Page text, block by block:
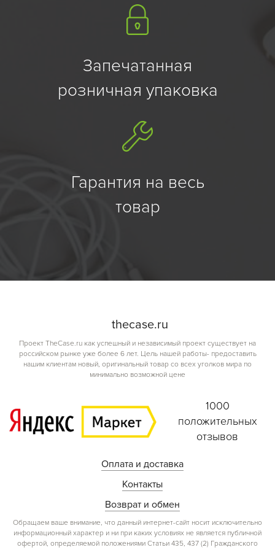
Запечатанная
розничная упаковка
Гарантия на весь
товар
thecase.ru
Проект TheCase.ru как успешный и независимый проект существует на
российском рынке уже более 6 лет. Цель нашей работы- предоставить
нашим клиентам новый, оригинальный товар со всех уголков мира по
минимально возможной цене
1000
положительных
отзывов
Оплата и доставка
Контакты
Возврат и обмен
Обращаем ваше внимание, что данный интернет-сайт носит исключительно
информационный характер и ни при каких условиях не является публичной
офертой, определяемой положениями Статьи 435, 437 (2) Гражданского